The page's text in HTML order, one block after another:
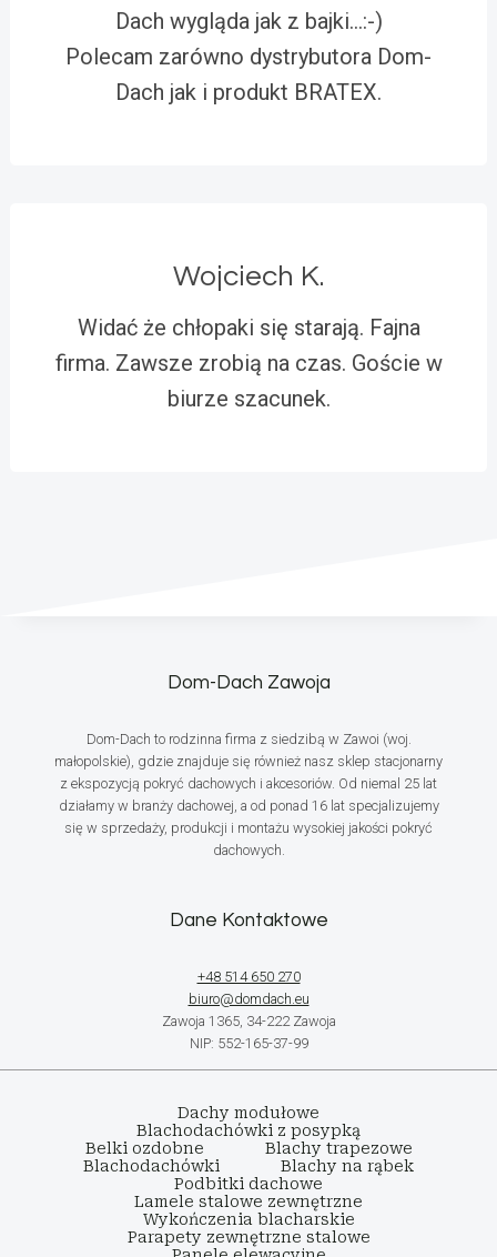
Dach wygląda jak z bajki…:-)
Polecam zarówno dystrybutora Dom-
Dach jak i produkt BRATEX.
Wojciech K.
Widać że chłopaki się starają. Fajna
firma. Zawsze zrobią na czas. Goście w
biurze szacunek.
Dom-Dach Zawoja
Dom-Dach to rodzinna firma z siedzibą w Zawoi (woj.
małopolskie), gdzie znajduje się również nasz sklep stacjonarny
z ekspozycją pokryć dachowych i akcesoriów. Od niemal 25 lat
działamy w branży dachowej, a od ponad 16 lat specjalizujemy
się w sprzedaży, produkcji i montażu wysokiej jakości pokryć
dachowych.
Dane Kontaktowe
+48 514 650 270
biuro@domdach.eu
Zawoja 1365, 34-222 Zawoja
NIP: 552-165-37-99
Dachy modułowe
Blachodachówki z posypką
Belki ozdobne
Blachy trapezowe
Blachodachówki
Blachy na rąbek
Podbitki dachowe
Lamele stalowe zewnętrzne
Wykończenia blacharskie
Parapety zewnętrzne stalowe